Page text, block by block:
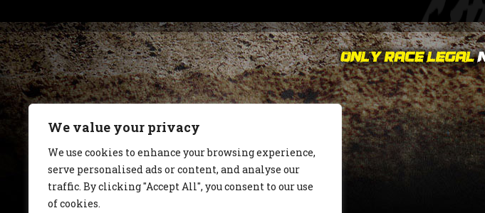
We value your privacy
We use cookies to enhance your browsing experience,
serve personalised ads or content, and analyse our
traffic. By clicking "Accept All", you consent to our use
of cookies.